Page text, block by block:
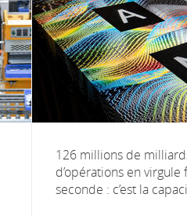
126 millions de
d’opérations en
seconde : c’est la